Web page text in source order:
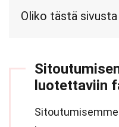
Oliko tästä sivusta
luotettaviin